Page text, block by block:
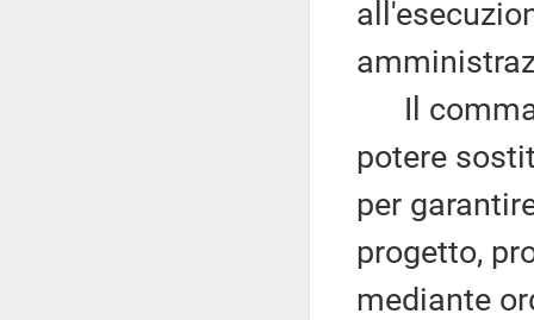
Il comma
potere
per
progetto,
mediante